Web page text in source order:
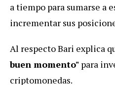
a tiempo para sumarse a
incrementar sus
Al respecto Bari explica
buen momento" para
criptomonedas.